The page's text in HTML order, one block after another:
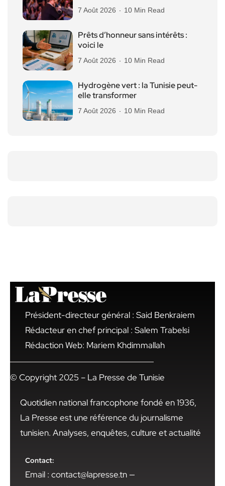
7 Août 2026 10 Min Read
Prêts d’honneur sans intérêts :
voici le
7 Août 2026 10 Min Read
Hydrogène vert : la Tunisie peut-
elle transformer
7 Août 2026 10 Min Read
Président-directeur général : Said Benkraiem
Rédacteur en chef principal : Salem Trabelsi
Rédaction Web: Mariem Khdimmallah
© Copyright 2025 – La Presse de Tunisie
Quotidien national francophone fondé en 1936,
La Presse est une référence du journalisme
tunisien. Analyses, enquêtes, culture et actualité
Contact:
Email : contact@lapresse.tn —